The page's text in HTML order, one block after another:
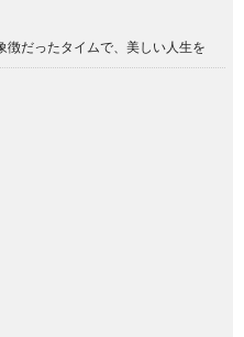
徴だったタイムで、美しい人生を